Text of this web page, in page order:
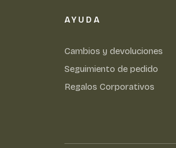
AYUDA
Cambios y devoluciones
Seguimiento de pedido
Regalos Corporativos